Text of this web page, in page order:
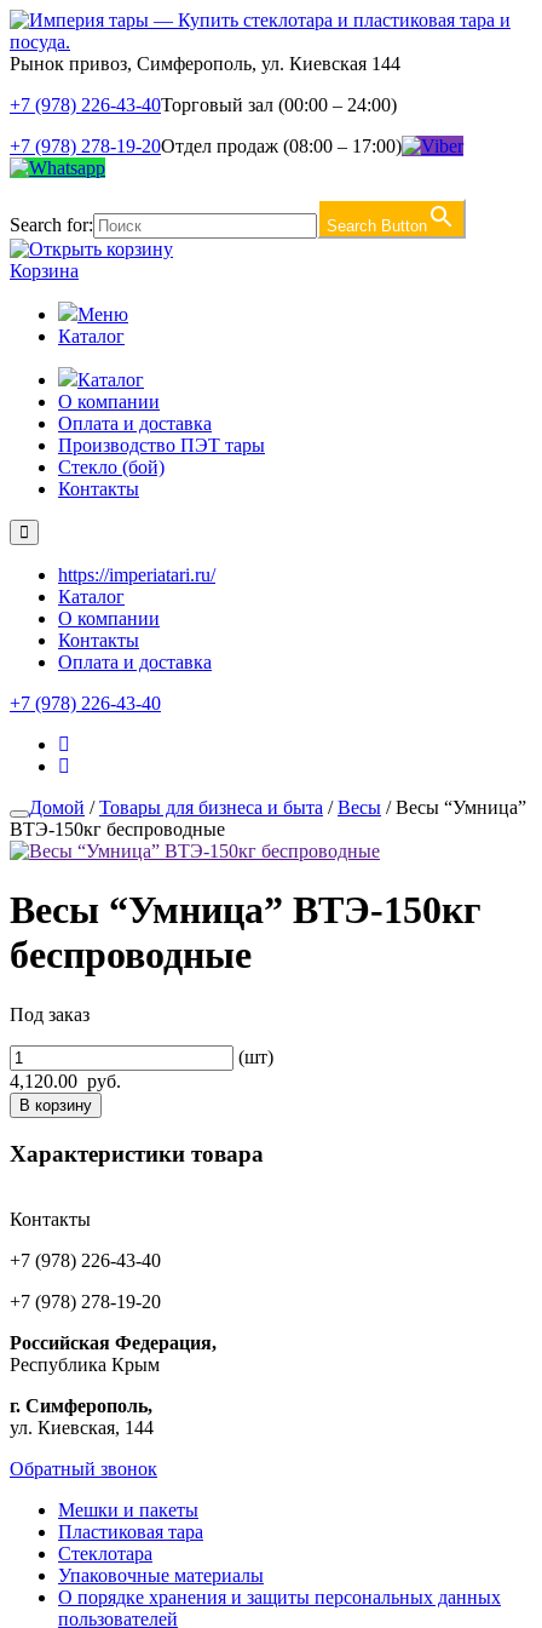
Рынок привоз, Симферополь, ул. Киевская 144
+7 (978) 226-43-40Торговый зал (00:00 – 24:00)
+7 (978) 278-19-20Отдел продаж (08:00 – 17:00)
Search for: Search Button
Корзина
Меню
Каталог
Каталог
О компании
Оплата и доставка
Производство ПЭТ тары
Стекло (бой)
Контакты
https://imperiatari.ru/
Каталог
О компании
Контакты
Оплата и доставка
+7 (978) 226-43-40
Домой /Товары для бизнеса и быта /Весы / Весы “Умница”
ВТЭ-150кг беспроводные
Весы “Умница” ВТЭ-150кг
беспроводные
Под заказ
(шт)
4,120.00 руб.
В корзину
Характеристики товара
Контакты
+7 (978) 226-43-40
+7 (978) 278-19-20
Российская Федерация,
Республика Крым
г. Симферополь,
ул. Киевская, 144
Обратный звонок
Мешки и пакеты
Пластиковая тара
Стеклотара
Упаковочные материалы
О порядке хранения и защиты персональных данных
пользователей